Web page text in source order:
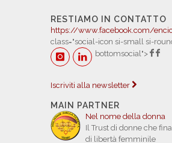
RESTIAMO IN CONTATTO
https://www.facebook.com/
class="social-icon si-small si-
bottomsocial">
Iscriviti alla newsletter
MAIN PARTNER
Nel nome della donna
Il Trust di donne che
di libertà femminile